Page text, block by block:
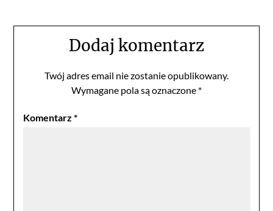
Dodaj komentarz
Twój adres email nie zostanie opublikowany.
Wymagane pola są oznaczone *
Komentarz*